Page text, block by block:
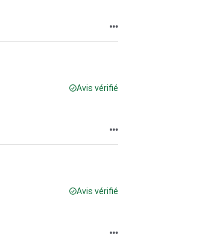
Avis vérifié
Avis vérifié